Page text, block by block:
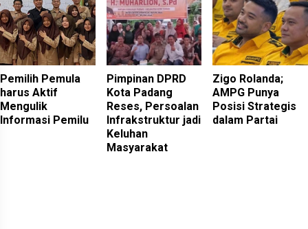
Pemilih Pemula
harus Aktif
Mengulik
Informasi Pemilu
Pimpinan DPRD
Kota Padang
Reses, Persoalan
Infrakstruktur jadi
Keluhan
Masyarakat
Zigo Rolanda;
AMPG Punya
Posisi Strategis
dalam Partai